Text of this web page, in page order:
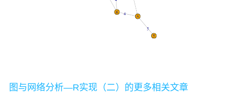
图与网络分析—R实现（二）的更多相关文章